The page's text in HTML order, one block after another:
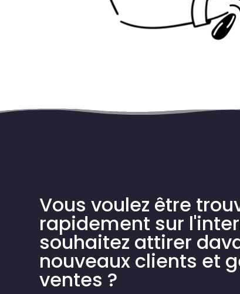
Vous voulez être
rapidement sur
souhaitez attirer
nouveaux clients et
ventes ?